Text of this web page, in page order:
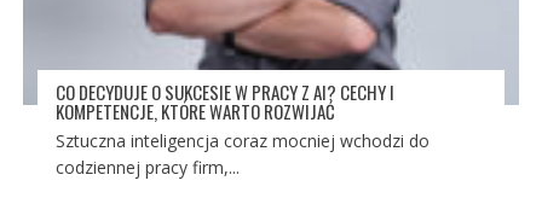
CO DECYDUJE O SUKCESIE W PRACY Z AI? CECHY I
KOMPETENCJE, KTÓRE WARTO ROZWIJAĆ
Sztuczna inteligencja coraz mocniej wchodzi do
codziennej pracy firm,...